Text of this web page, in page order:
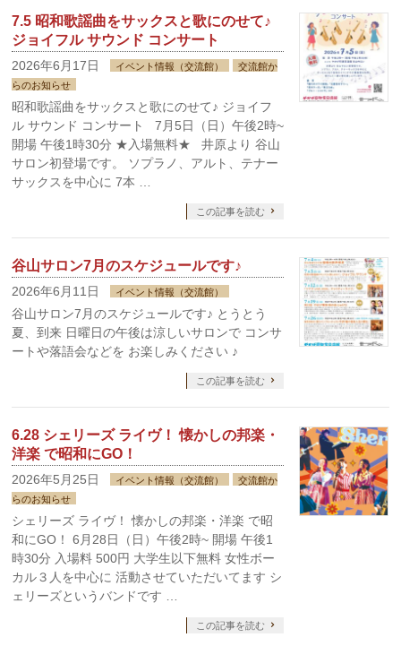
7.5 昭和歌謡曲をサックスと歌にのせて♪
ジョイフル サウンド コンサート
2026年6月17日 イベント情報（交流館）
交流館か
らのお知らせ
昭和歌謡曲をサックスと歌にのせて♪ ジョイフ
ル サウンド コンサート 7月5日（日）午後2時~
開場 午後1時30分 ★入場無料★ 井原より 谷山
サロン初登場です。 ソプラノ、アルト、テナー
サックスを中心に 7本 …
この記事を読む
谷山サロン7月のスケジュールです♪
2026年6月11日 イベント情報（交流館）
谷山サロン7月のスケジュールです♪ とうとう
夏、到来 日曜日の午後は涼しいサロンで コンサ
ートや落語会などを お楽しみください ♪
この記事を読む
6.28 シェリーズ ライヴ！ 懐かしの邦楽・
洋楽 で昭和にGO！
2026年5月25日 イベント情報（交流館）
交流館か
らのお知らせ
シェリーズ ライヴ！ 懐かしの邦楽・洋楽 で昭
和にGO！ 6月28日（日）午後2時~ 開場 午後1
時30分 入場料 500円 大学生以下無料 女性ボー
カル３人を中心に 活動させていただいてます シ
ェリーズというバンドです …
この記事を読む